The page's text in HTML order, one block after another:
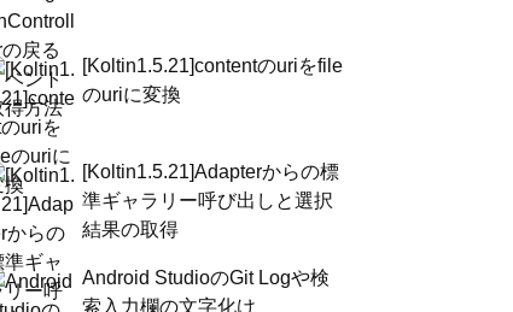
[Koltin1.5.21]contentのuriをfile
のuriに変換
[Koltin1.5.21]Adapterからの標
準ギャラリー呼び出しと選択
結果の取得
Android StudioのGit Logや検
索入力欄の文字化け